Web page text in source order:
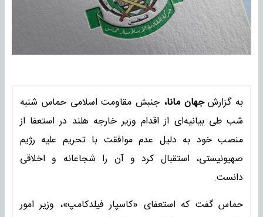
به گزارشجهان مانا، جنبش مقاومت اسلامی حماس شنبه
شب طی بیانیه‌ای از اقدام وزیر خارجه هلند در استعفا از
منصب خود به دلیل عدم موافقت با تحریم‌ علیه رژیم
صهیونیستی، استقبال کرد و آن را شجاعانه و اخلاقی
دانست.
حماس گفت که استعفای «کاسپار فیلدکامپ»، وزیر امور